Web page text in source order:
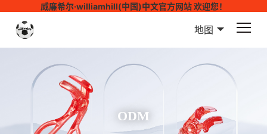
威廉希尔·williamhill(中国)中文官方网站 欢迎您！
地图
ODM